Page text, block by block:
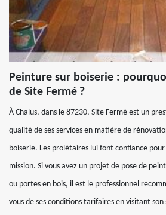
Peinture sur boiserie :
de Site Fermé ?
À Chalus, dans le 87230, Site Fermé est un
qualité de ses services en matière de
boiserie. Les prolétaires lui font confiance
mission. Si vous avez un projet de pose de
ou portes en bois, il est le professionnel
vous de ses conditions tarifaires en visitant son